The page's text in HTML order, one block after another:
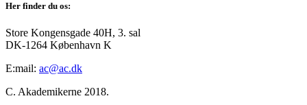
Her finder du os:
Store Kongensgade 40H, 3. sal
DK-1264 København K
E:mail: ac@ac.dk
C. Akademikerne 2018.